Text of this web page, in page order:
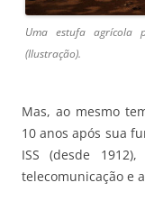
Uma estufa agrícola
(Ilustração).
Mas, ao mesmo
10 anos após sua
ISS (desde
telecomunicação e